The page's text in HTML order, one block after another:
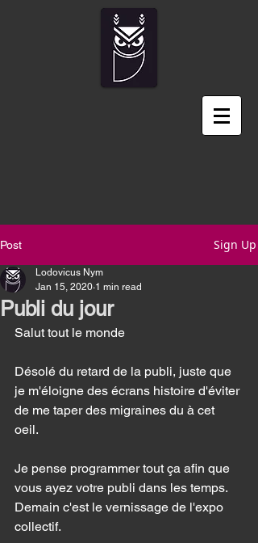
Post Sign Up
Publi du jour
Lodovicus Nym
Jan 15, 2020 1 min read
Salut tout le monde
Désolé du retard de la publi, juste que
je m'éloigne des écrans histoire d'éviter
de me taper des migraines du à cet
oeil.
Je pense programmer tout ça afin que
vous ayez votre publi dans les temps.
Demain c'est le vernissage de l'expo
collectif.